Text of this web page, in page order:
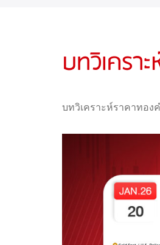
บทวิเครา
บทวิเคราะห์ราคาทอง